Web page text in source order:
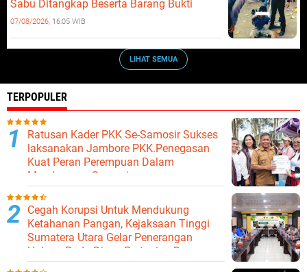
Sabu Ditangkap Beserta Barang Bukti
07/08/2026, 16:05 WIB
LIHAT SEMUA
TERPOPULER
Ratusan Kader PKK Se-Samosir Sukses
laksanakan Jambore PKK.Penegasan
Kuat Peran Perempuan Dalam
Membangun Samosir.
Cegah Korupsi Untuk Mendukung
Ketahanan Pangan, Kejaksaan Tinggi
Sumatera Utara Gelar Penerangan
Hukum Pada Dinas Pertanian Dan
Ketahanan Pangan